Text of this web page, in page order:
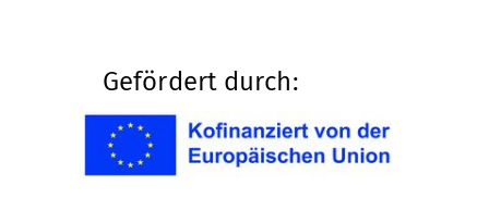
Gefördert durch: